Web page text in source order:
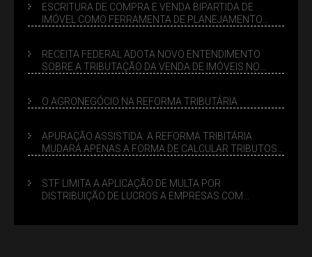
ESCRITURA DE COMPRA E VENDA BIPARTIDA DE
IMÓVEL COMO FERRAMENTA DE PLANEJAMENTO
RECEITA FEDERAL ADOTA NOVO ENTENDIMENTO
SOBRE A TRIBUTAÇÃO DA VENDA DE IMÓVEIS NO
O AGRONEGÓCIO NA REFORMA TRIBUTÁRIA
APURAÇÃO ASSISTIDA: A REFORMA TRIBITÁRIA
MUDARÁ APENAS A FORMA DE CALCULAR TRIBUTOS
STF LIMITA A APLICAÇÃO DE MULTA POR
DISTRIBUIÇÃO DE LUCROS A EMPRESAS COM